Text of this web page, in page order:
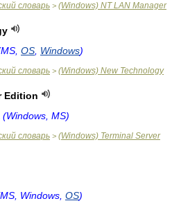
словарь > (Windows) NT LAN Manager
OS Windows)
словарь > (Windows) New Technology
Edition
(Windows, MS)
словарь > (Windows) Terminal Server
Windows, OS)